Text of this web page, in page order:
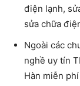
điện lạnh,
sửa chữa
Ngoài các
nghề uy tín
Hàn miễn